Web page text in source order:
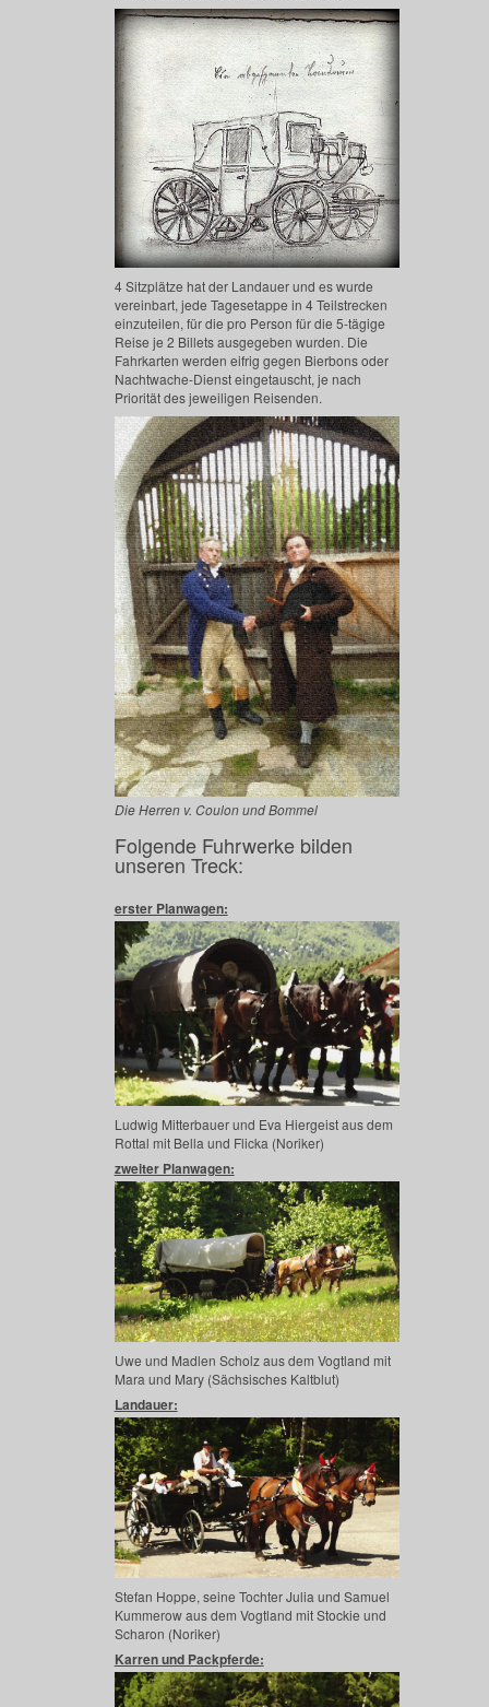
4 Sitzplätze hat der Landauer und es wurde
vereinbart, jede Tagesetappe in 4 Teilstrecken
einzuteilen, für die pro Person für die 5-tägige
Reise je 2 Billets ausgegeben wurden. Die
Fahrkarten werden eifrig gegen Bierbons oder
Nachtwache-Dienst eingetauscht, je nach
Priorität des jeweiligen Reisenden.
Die Herren v. Coulon und Bommel
Folgende Fuhrwerke bilden
unseren Treck:
erster Planwagen:
Ludwig Mitterbauer und Eva Hiergeist aus dem
Rottal mit Bella und Flicka (Noriker)
zweiter Planwagen:
Uwe und Madlen Scholz aus dem Vogtland mit
Mara und Mary (Sächsisches Kaltblut)
Landauer:
Stefan Hoppe, seine Tochter Julia und Samuel
Kummerow aus dem Vogtland mit Stockie und
Scharon (Noriker)
Karren und Packpferde: